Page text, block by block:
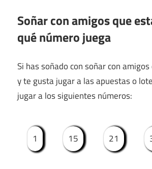
Soñar con amigos que
qué número juega
Si has soñado con soñar con
y te gusta jugar a las apuestas o
jugar a los siguientes números:
1 15 21